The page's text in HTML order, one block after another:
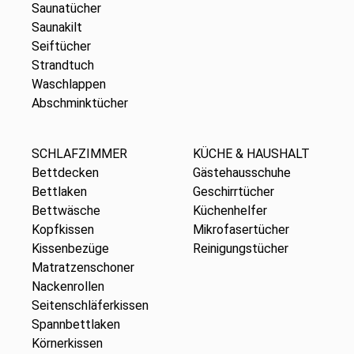
Saunatücher
Saunakilt
Seiftücher
Strandtuch
Waschlappen
Abschminktücher
SCHLAFZIMMER
Bettdecken
Bettlaken
Bettwäsche
Kopfkissen
Kissenbezüge
Matratzenschoner
Nackenrollen
Seitenschläferkissen
Spannbettlaken
Körnerkissen
KÜCHE & HAUSHALT
Gästehausschuhe
Geschirrtücher
Küchenhelfer
Mikrofasertücher
Reinigungstücher